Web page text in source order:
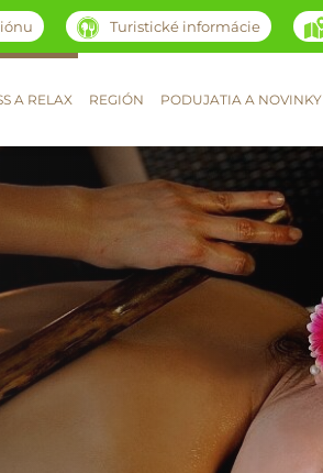
Turistické informácie
A RELAX REGIÓN PODUJATIA A NOVINKY